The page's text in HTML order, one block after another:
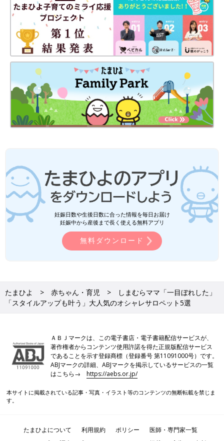
しまむら・アベイルも！「持っているだ
けで一気に旬なコーデに早変わり」元ア
パレル店員ライターおすすめ★夏バッグ
4選
夏のコーデとなると、動きやすいTシャツ・パ
ンツとマンネリになりがちですよね。ここは小
物類で、一気におしゃれに仕上げたい！という
ことで、今回は元アパレル店員ライターが、持
っているだけで一気に旬なコーデに仕上がる
「夏バッグ」をご紹介！いっしょにコーデのコ
ツや楽しみ方もお伝えいたします♪
サロペットはインナー次第でコーデの幅が広がる、着まわし力の
高いアイテム。動きやすいので、子どもと一緒にお出かけすると
きにもぴったりですよね！オシャレなサロペットを探している人
は、ぜひお店でチェックしてみてください♪
(文：今井あやか)
●記事内容でご紹介している投稿、リンク先は、削除される場合
す。
しまむらママ「高見え＆大人かわいい」
「機能面も充実」お出かけコーデにも！
オシャレママたちから大人気のしまむらでは最
近、モノトーンアイテムが話題になっているよ
うです。大人っぽく高見えするアイテムが多
く、夏のお出かけコーデにもぴったりなんだと
か！ぜひチェックしてくださいね♪
ら。最近はオシャレママたちのあいだで、「し
まむらのビスチェが有能すぎる」と話題になっ
ています！コーデを一気に格上げしてくれると
妊娠日数や生後日数に合った情報を毎日お届け
妊娠中から産後まで長く使える無料アプリ
無料ダウンロード
たまひよ 赤ちゃん・育児
しまむらママ「一目ぼれした」
「スタイルアップも叶う」大人気のオシャレサロペット5選
ＡＢＪマークは、この電子書店・電子書籍配信サービスが、
著作権者からコンテンツ使用許諾を得た正規版配信サービス
であることを示す登録商標（登録番号 第11091000号）です。
ABJマークの詳細、ABJマークを掲示しているサービスの一覧
はこちら→https://aebs.or.jp/
本サイトに掲載されている記事・写真・イラスト等のコンテンツの無断転載を禁じま
す。
たまひよについて 利用規約 ポリシー
医師・専門家一覧